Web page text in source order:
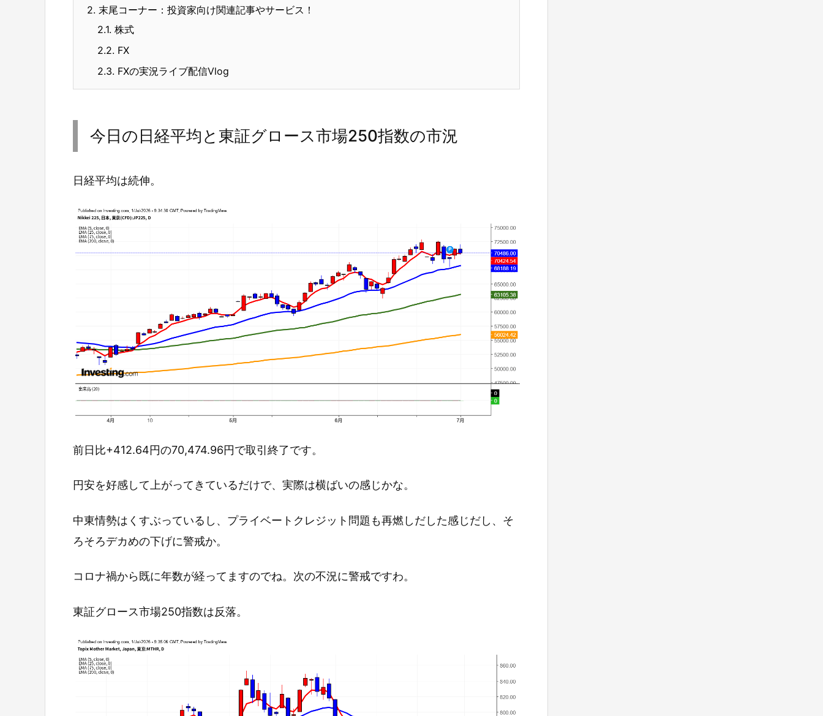
2. 末尾コーナー：投資家向け関連記事やサービス！
2.1. 株式
2.2. FX
2.3. FXの実況ライブ配信Vlog
今日の日経平均と東証グロース市場250指数の市況
日経平均は続伸。
前日比+412.64円の70,474.96円で取引終了です。
円安を好感して上がってきているだけで、実際は横ばいの感じかな。
中東情勢はくすぶっているし、プライベートクレジット問題も再燃しだした感じだし、そ
ろそろデカめの下げに警戒か。
コロナ禍から既に年数が経ってますのでね。次の不況に警戒ですわ。
東証グロース市場250指数は反落。